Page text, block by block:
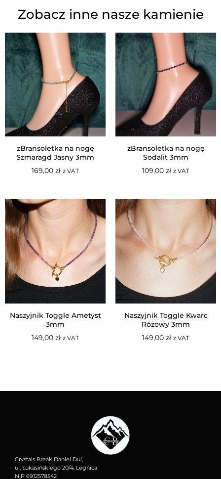
Zobacz inne nasze kamienie
zBransoletka na nogę
Szmaragd Jasny 3mm
169,00 zł z VAT
zBransoletka na nogę
Sodalit 3mm
109,00 zł z VAT
Naszyjnik Toggle Ametyst
3mm
149,00 zł z VAT
Naszyjnik Toggle Kwarc
Różowy 3mm
149,00 zł z VAT
Crystals Break Daniel Dul,
ul. Łukasińskiego 20/4, Legnica
NIP 6912578542